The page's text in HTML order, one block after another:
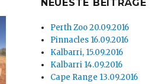
NEUESTE BEITRÄGE
Perth Zoo 20.09.2016
Pinnacles 16.09.2016
Kalbarri, 15.09.2016
Kalbarri 14.09.2016
Cape Range 13.09.2016